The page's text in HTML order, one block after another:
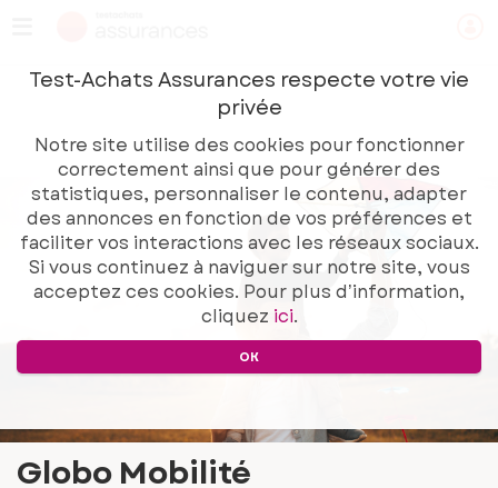
Test-Achats Assurances respecte votre vie
privée
Notre site utilise des cookies pour fonctionner
correctement ainsi que pour générer des
statistiques, personnaliser le contenu, adapter
des annonces en fonction de vos préférences et
faciliter vos interactions avec les réseaux sociaux.
Si vous continuez à naviguer sur notre site, vous
acceptez ces cookies. Pour plus d’information,
cliquez ici.
OK
content
GLOBO MOBILITÉ
Globo Mobilité